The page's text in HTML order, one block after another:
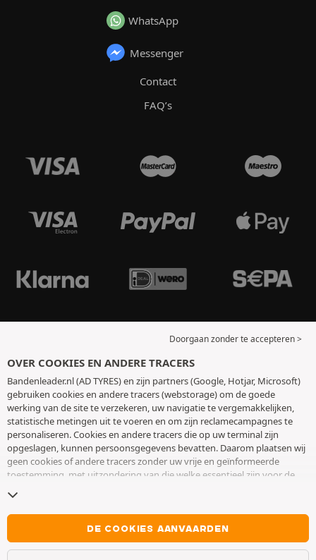
WhatsApp
Messenger
Contact
FAQ’s
Doorgaan zonder te accepteren >
OVER COOKIES EN ANDERE TRACERS
Bandenleader.nl (AD TYRES) en zijn partners (Google, Hotjar, Microsoft)
gebruiken cookies en andere tracers (webstorage) om de goede
werking van de site te verzekeren, uw navigatie te vergemakkelijken,
statistische metingen uit te voeren en om zijn reclamecampagnes te
personaliseren. Cookies en andere tracers die op uw terminal zijn
opgeslagen, kunnen persoonsgegevens bevatten. Daarom plaatsen wij
geen cookies of andere tracers zonder uw vrije en geïnformeerde
toestemming, met uitzondering van die welke essentieel zijn voor de
toestemming op elk moment intrekken door naar de pagina over
cookies en andere tracerste gaan. U kunt ervoor kiezen om verder te
surfen zonder het deponeren van cookies of andere tracers te
aanvaarden. Weigering verhindert de toegang tot diensten niet AD
TYRES. Voor meer informatie,
DE COOKIES AANVAARDEN